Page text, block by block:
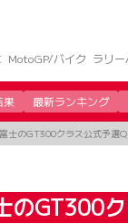
MotoGP/バイク ラリ
果 最新ランキング
士のGT300クラス公式予選
GT300